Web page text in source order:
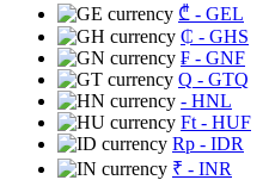
₾ - GEL
₵ - GHS
₣ - GNF
Q - GTQ
- HNL
Ft - HUF
Rp - IDR
₹ - INR